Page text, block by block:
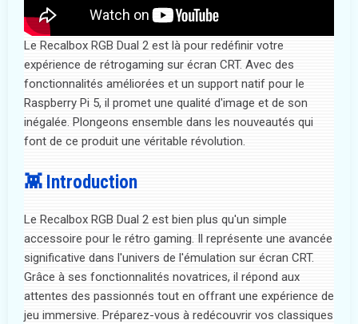
Le Recalbox RGB Dual 2 est là pour redéfinir votre
expérience de rétrogaming sur écran CRT. Avec des
fonctionnalités améliorées et un support natif pour le
Raspberry Pi 5, il promet une qualité d'image et de son
inégalée. Plongeons ensemble dans les nouveautés qui
font de ce produit une véritable révolution.
👾 Introduction
Le Recalbox RGB Dual 2 est bien plus qu'un simple
accessoire pour le rétro gaming. Il représente une avancée
significative dans l'univers de l'émulation sur écran CRT.
Grâce à ses fonctionnalités novatrices, il répond aux
attentes des passionnés tout en offrant une expérience de
jeu immersive. Préparez-vous à redécouvrir vos classiques